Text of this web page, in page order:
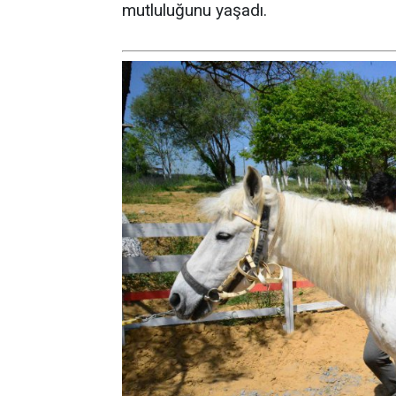
mutluluğunu yaşadı.